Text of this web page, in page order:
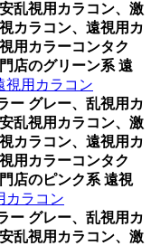
乱視用カラコン、激
カラコン、遠視用カ
用カラーコンタク
店のグリーン系 遠
視用カラコン
ー グレー、乱視用カ
乱視用カラコン、激
カラコン、遠視用カ
用カラーコンタク
店のピンク系 遠視
カラコン
ー グレー、乱視用カ
乱視用カラコン、激